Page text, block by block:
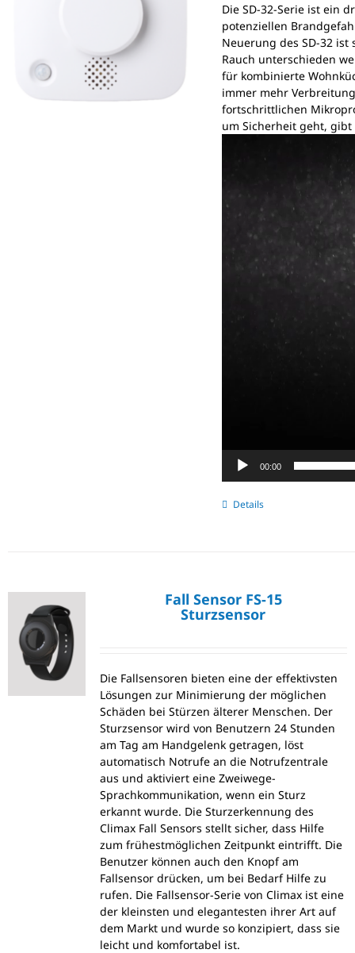
Die SD-32-Serie ist ein
potenziellen
Neuerung des SD-32
Rauch unterschieden
für kombinierte
immer mehr
fortschrittlichen
um Sicherheit geht, gibt
00:00
Details
Fall Sensor FS-15
Sturzsensor
Die Fallsensoren bieten eine der effektivsten
Lösungen zur Minimierung der möglichen
Schäden bei Stürzen älterer Menschen. Der
Sturzsensor wird von Benutzern 24 Stunden
am Tag am Handgelenk getragen, löst
automatisch Notrufe an die Notrufzentrale
aus und aktiviert eine Zweiwege-
Sprachkommunikation, wenn ein Sturz
erkannt wurde. Die Sturzerkennung des
Climax Fall Sensors stellt sicher, dass Hilfe
zum frühestmöglichen Zeitpunkt eintrifft. Die
Benutzer können auch den Knopf am
Fallsensor drücken, um bei Bedarf Hilfe zu
rufen. Die Fallsensor-Serie von Climax ist eine
der kleinsten und elegantesten ihrer Art auf
dem Markt und wurde so konzipiert, dass sie
leicht und komfortabel ist.